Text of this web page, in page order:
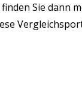
Sie dann